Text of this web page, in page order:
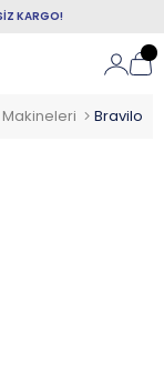
KARGO!
Bravilor